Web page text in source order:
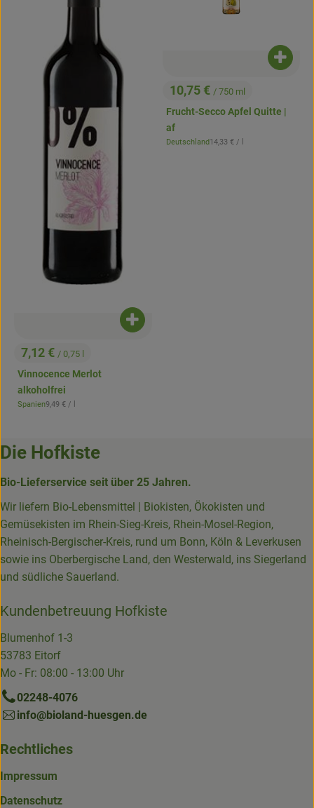
, Preis:
7,12 € / 0,75 l
Vinnocence Merlot
alkoholfrei
, Herkunft:
Spanien, Referenzpreis:
9,49 € / l
Produkt zum Warenkorb hinzufügen
, Preis:
10,75 € / 750 ml
Frucht-Secco Apfel Quitte |
af
, Herkunft:
Deutschland, Referenzpreis:
14,33 € / l
Die Hofkiste
Bio-Lieferservice seit über 25 Jahren.
Wir liefern Bio-Lebensmittel | Biokisten, Ökokisten und
Gemüsekisten im Rhein-Sieg-Kreis, Rhein-Mosel-Region,
Rheinisch-Bergischer-Kreis, rund um Bonn, Köln & Leverkusen
sowie ins Oberbergische Land, den Westerwald, ins Siegerland
und südliche Sauerland.
Kundenbetreuung Hofkiste
Blumenhof 1-3
53783 Eitorf
Mo - Fr: 08:00 - 13:00 Uhr
02248-4076
info@bioland-huesgen.de
Rechtliches
Impressum
Datenschutz